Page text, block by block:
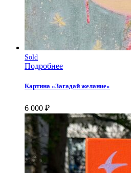
Sold
Подробнее
Картина «Загадай желание»
6 000 ₽